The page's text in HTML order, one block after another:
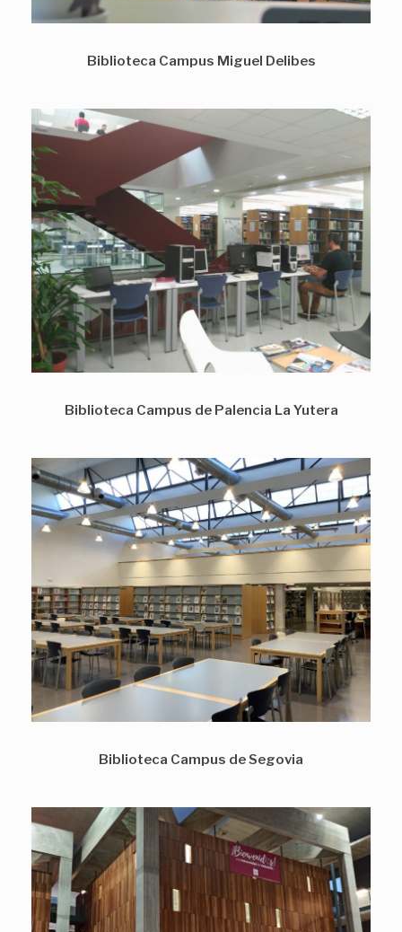
Biblioteca Campus Miguel Delibes
Biblioteca Campus de Palencia La Yutera
Biblioteca Campus de Segovia